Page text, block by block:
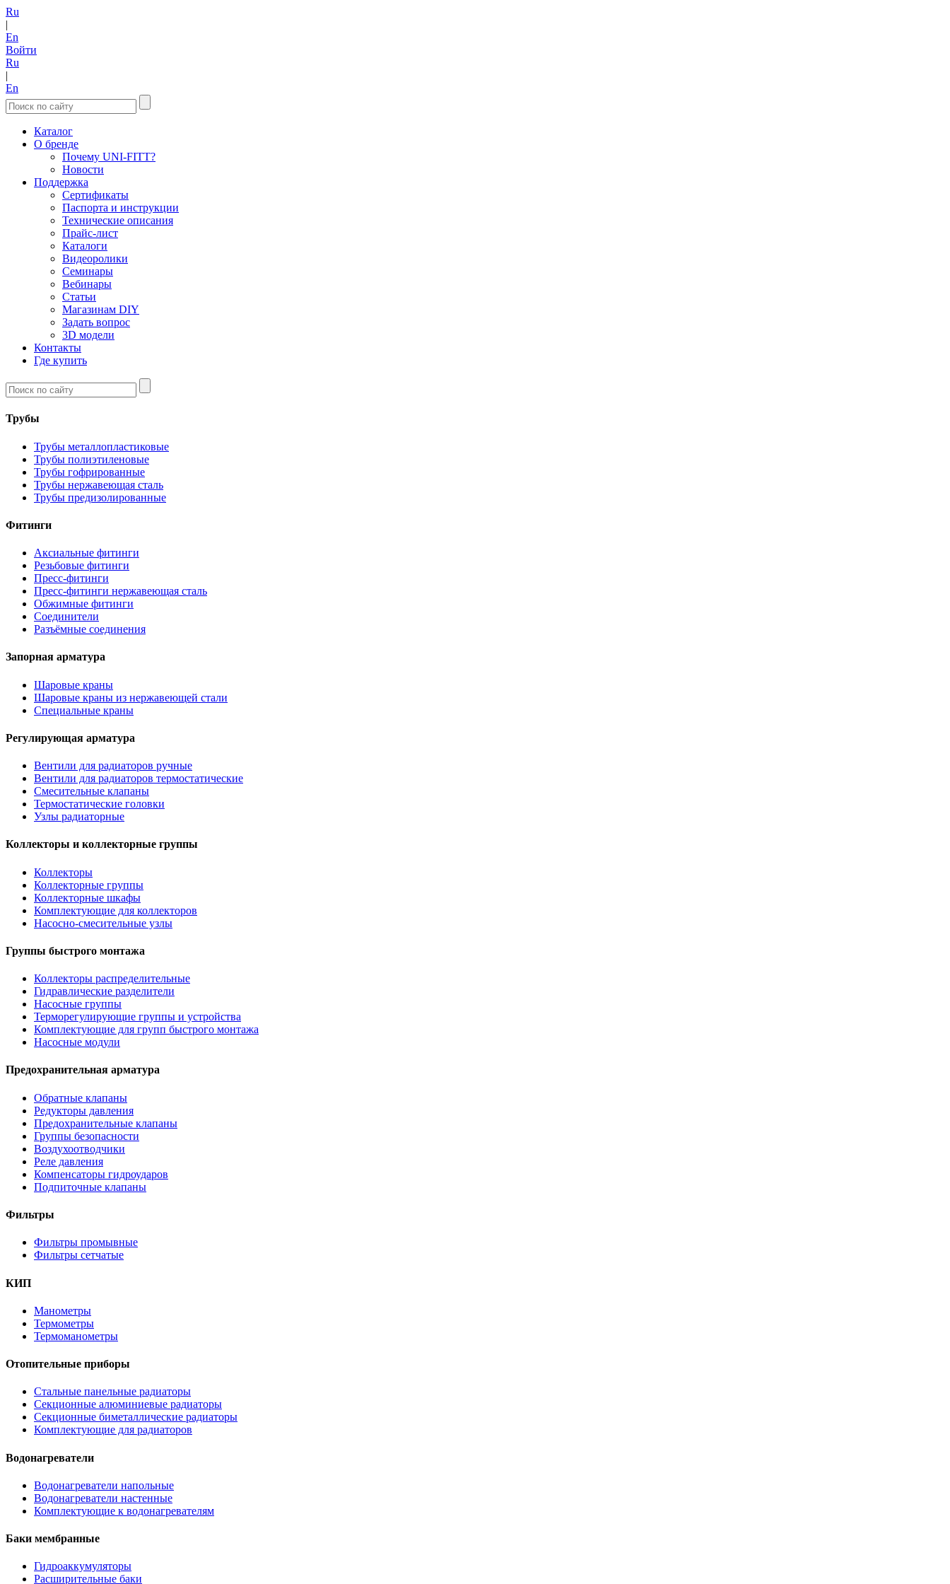
Ru
|
En
Войти
Ru
|
En
Каталог
О бренде
Почему UNI-FITT?
Новости
Поддержка
Сертификаты
Паспорта и инструкции
Технические описания
Прайс-лист
Каталоги
Видеоролики
Семинары
Вебинары
Статьи
Магазинам DIY
Задать вопрос
3D модели
Контакты
Где купить
Трубы
Трубы металлопластиковые
Трубы полиэтиленовые
Трубы гофрированные
Трубы нержавеющая сталь
Трубы предизолированные
Фитинги
Аксиальные фитинги
Резьбовые фитинги
Пресс-фитинги
Пресс-фитинги нержавеющая сталь
Обжимные фитинги
Соединители
Разъёмные соединения
Запорная арматура
Шаровые краны
Шаровые краны из нержавеющей стали
Специальные краны
Регулирующая арматура
Вентили для радиаторов ручные
Вентили для радиаторов термостатические
Смесительные клапаны
Термостатические головки
Узлы радиаторные
Коллекторы и коллекторные группы
Коллекторы
Коллекторные группы
Коллекторные шкафы
Комплектующие для коллекторов
Насосно-смесительные узлы
Группы быстрого монтажа
Коллекторы распределительные
Гидравлические разделители
Насосные группы
Терморегулирующие группы и устройства
Комплектующие для групп быстрого монтажа
Насосные модули
Предохранительная арматура
Обратные клапаны
Редукторы давления
Предохранительные клапаны
Группы безопасности
Воздухоотводчики
Реле давления
Компенсаторы гидроударов
Подпиточные клапаны
Фильтры
Фильтры промывные
Фильтры сетчатые
КИП
Манометры
Термометры
Термоманометры
Отопительные приборы
Стальные панельные радиаторы
Секционные алюминиевые радиаторы
Секционные биметаллические радиаторы
Комплектующие для радиаторов
Водонагреватели
Водонагреватели напольные
Водонагреватели настенные
Комплектующие к водонагревателям
Баки мембранные
Гидроаккумуляторы
Расширительные баки